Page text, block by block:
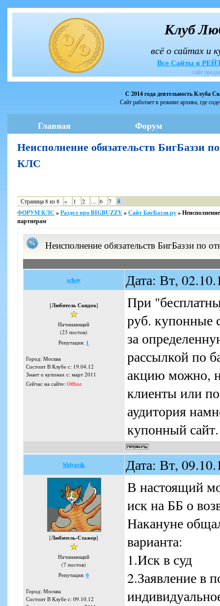
Клуб
всё о сайтах и
Все Сайты в
сайт
С 2014 года деятельность Клуба
Сайт работает в режиме архива, где
Главная Форум
Неисполнение обязательств
КЛС
Страница8из8 « 1 2 … 6 7
8
ФОРУМ КЛС »Раздел про BIGBUZZY»Сайт БигБаззи.ру»
партнерам
Неисполнение обязательств БигБаззи по
schoy Дата: Вт,
[Любитель Скидок]
Начинающий
(23 постов)
Репутация: 1
Город: Москва
Состоит В Клубе с: 19.04.12
Знает о купонах с: март 2011
Сейчас на сайте: Offline
При
руб. купонные
за
рассылкой по
акцию можно,
клиенты или
аудитория
купонный
Shlyavik Дата: Вт,
[Любитель-Стажер]
Начинающий
(7 постов)
Репутация:0
Город: Москва
Состоит В Клубе с: 09.10.12
В настоящий
иск на ББ о
Накануне
варианта:
1.Иск в суд
2.Заявление в